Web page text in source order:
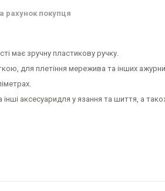
рахунок покупця
має зручну пластикову ручку.
для плетіння мережива та інших
інші аксесуаридля у язання та шиття, а